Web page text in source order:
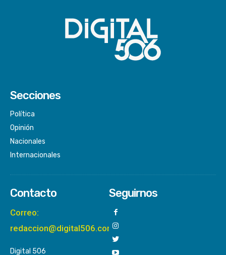
Secciones
Política
Opinión
Nacionales
Internacionales
Contacto
Correo:
redaccion@digital506.com
Digital 506
Seguirnos